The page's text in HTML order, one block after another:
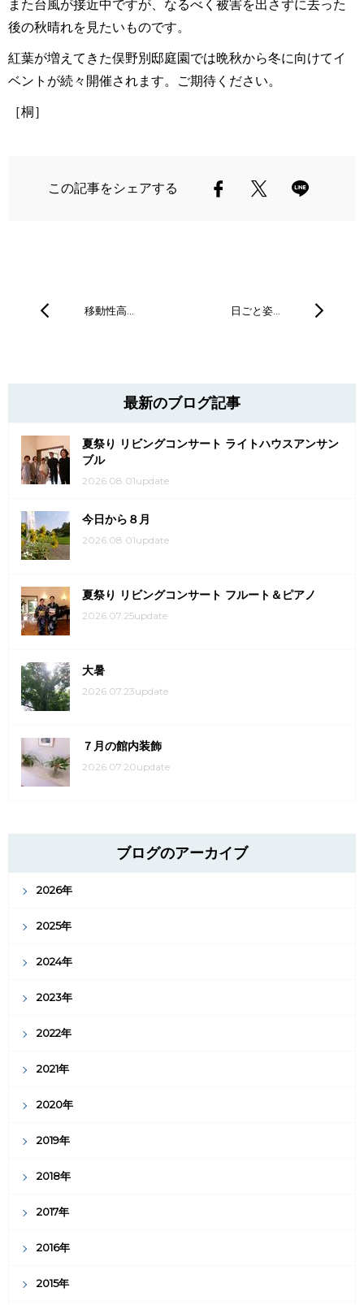
また台風が接近中ですが、なるべく被害を出さずに去った
後の秋晴れを見たいものです。
紅葉が増えてきた俣野別邸庭園では晩秋から冬に向けてイ
ベントが続々開催されます。ご期待ください。
［桐］
この記事をシェアする
移動性高… 日ごと姿…
最新のブログ記事
夏祭り リビングコンサート ライトハウスアンサン
ブル
2026.08.01update
今日から８月
2026.08.01update
夏祭り リビングコンサート フルート＆ピアノ
2026.07.25update
大暑
2026.07.23update
７月の館内装飾
2026.07.20update
ブログのアーカイブ
2026年
2025年
2024年
2023年
2022年
2021年
2020年
2019年
2018年
2017年
2016年
2015年